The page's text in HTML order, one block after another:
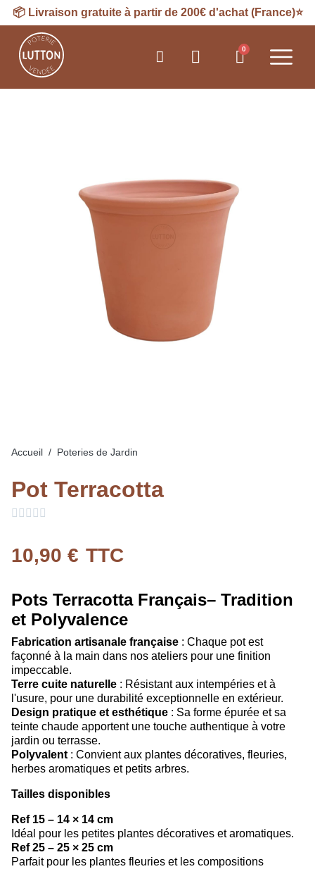
📦 Livraison gratuite à partir de 200€ d'achat (France)⭐
Accueil Poteries de Jardin
Pot Terracotta
    
10,90 € TTC
Pots Terracotta Français– Tradition
et Polyvalence
Fabrication artisanale française : Chaque pot est
façonné à la main dans nos ateliers pour une finition
impeccable.
Terre cuite naturelle : Résistant aux intempéries et à
l'usure, pour une durabilité exceptionnelle en extérieur.
Design pratique et esthétique : Sa forme épurée et sa
teinte chaude apportent une touche authentique à votre
jardin ou terrasse.
Polyvalent : Convient aux plantes décoratives, fleuries,
herbes aromatiques et petits arbres.
Tailles disponibles
Ref 15 – 14 × 14 cm
Idéal pour les petites plantes décoratives et aromatiques.
Ref 25 – 25 × 25 cm
Parfait pour les plantes fleuries et les compositions